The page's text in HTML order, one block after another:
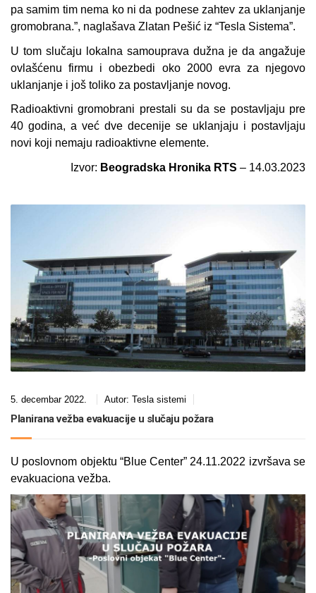
pa samim tim nema ko ni da podnese zahtev za uklanjanje
gromobrana.”, naglašava Zlatan Pešić iz “Tesla Sistema”.
U tom slučaju lokalna samouprava dužna je da angažuje
ovlašćenu firmu i obezbedi oko 2000 evra za njegovo
uklanjanje i još toliko za postavljanje novog.
Radioaktivni gromobrani prestali su da se postavljaju pre
40 godina, a već dve decenije se uklanjaju i postavljaju
novi koji nemaju radioaktivne elemente.
Izvor: Beogradska Hronika RTS – 14.03.2023
5. decembar 2022. Autor: Tesla sistemi
Planirana vežba evakuacije u slučaju požara
U poslovnom objektu “Blue Center” 24.11.2022 izvršava se
evakuaciona vežba.